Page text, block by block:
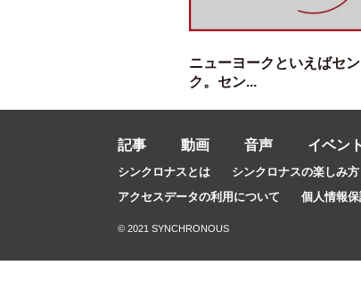
ニューヨークといえばセ
ク。セン...
記事 動画 音声 イベント
シンクロナスとは シンクロナスの楽しみ方
アクセスデータの利用について
個人情報
© 2021 SYNCHRONOUS